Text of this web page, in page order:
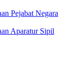
Pejabat Negara
Aparatur Sipil